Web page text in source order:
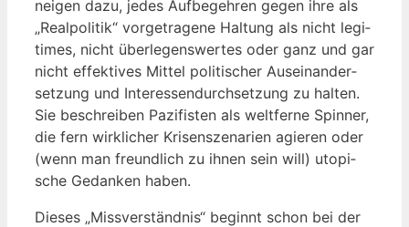
nei­gen dazu, jedes Auf­be­geh­ren gegen ihre als
„Real­po­li­tik“ vor­ge­tra­ge­ne Hal­tung als nicht legi­
ti­mes, nicht über­le­gens­wer­tes oder ganz und gar
nicht effek­ti­ves Mit­tel poli­ti­scher Aus­ein­an­der­
set­zung und Inter­es­sen­durch­set­zung zu hal­ten.
Sie beschrei­ben Pazi­fis­ten als welt­fer­ne Spin­ner,
die fern wirk­li­cher Kri­sen­sze­na­ri­en agie­ren oder
(wenn man freund­lich zu ihnen sein will) uto­pi­
sche Gedan­ken haben.
Die­ses „Miss­ver­ständ­nis“ beginnt schon bei der